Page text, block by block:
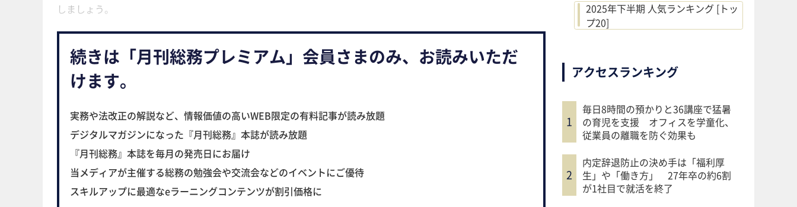
2025年下半期 人気ランキング [トッ
プ20]
アクセスランキング
毎日8時間の預かりと36講座で猛暑
の育児を支援 オフィスを学童化、
従業員の離職を防ぐ効果も
内定辞退防止の決め手は「福利厚
生」や「働き方」 27年卒の約6割
が1社目で就活を終了
しましょう。
続きは「月刊総務プレミアム」会員さまのみ、お読みいただ
けます。
実務や法改正の解説など、情報価値の高いWEB限定の有料記事が読み放題
デジタルマガジンになった『月刊総務』本誌が読み放題
『月刊総務』本誌を毎月の発売日にお届け
当メディアが主催する総務の勉強会や交流会などのイベントにご優待
スキルアップに最適なeラーニングコンテンツが割引価格に